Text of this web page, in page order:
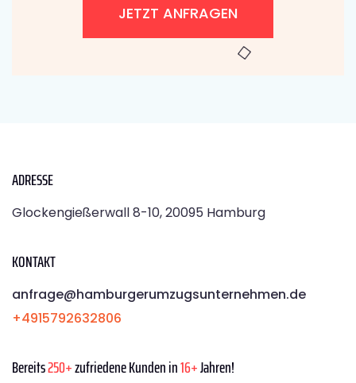
JETZT ANFRAGEN
ADRESSE
Glockengießerwall 8-10, 20095 Hamburg
KONTAKT
anfrage@hamburgerumzugsunternehmen.de
+4915792632806
Bereits250+zufriedene Kunden in16+Jahren!